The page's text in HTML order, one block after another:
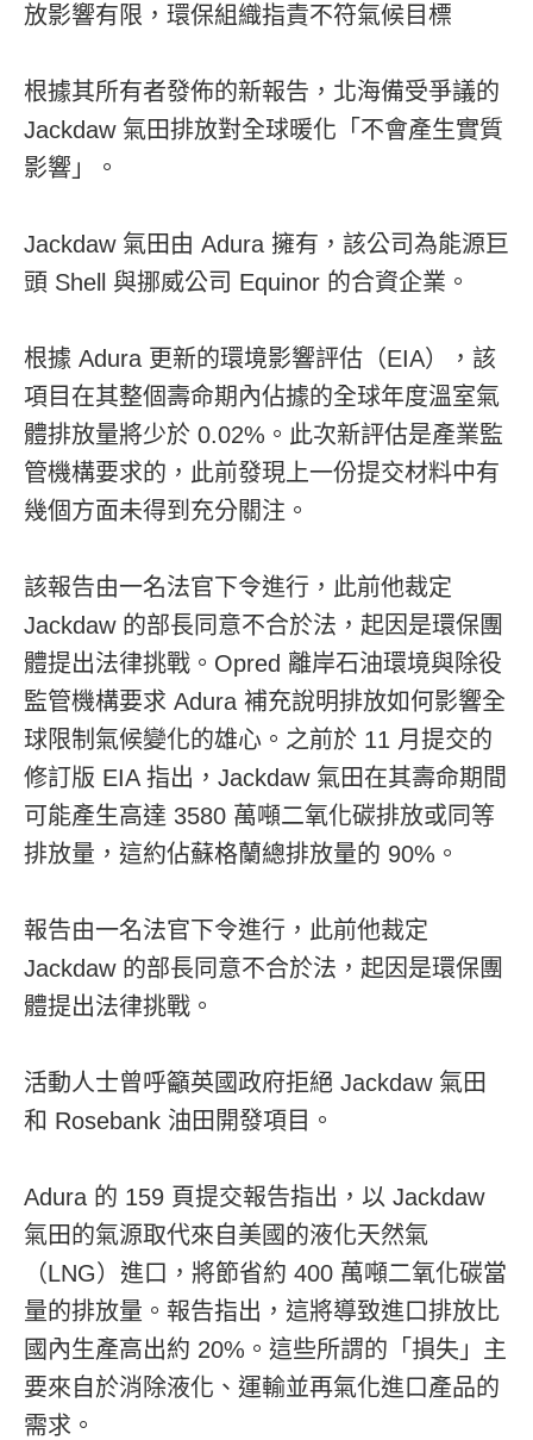
放影響有限，環保組織指責不符氣候目標
根據其所有者發佈的新報告，北海備受爭議的
Jackdaw 氣田排放對全球暖化「不會產生實質
影響」。
Jackdaw 氣田由 Adura 擁有，該公司為能源巨
頭 Shell 與挪威公司 Equinor 的合資企業。
根據 Adura 更新的環境影響評估（EIA），該
項目在其整個壽命期內佔據的全球年度溫室氣
體排放量將少於 0.02%。此次新評估是產業監
管機構要求的，此前發現上一份提交材料中有
幾個方面未得到充分關注。
該報告由一名法官下令進行，此前他裁定
Jackdaw 的部長同意不合於法，起因是環保團
體提出法律挑戰。Opred 離岸石油環境與除役
監管機構要求 Adura 補充說明排放如何影響全
球限制氣候變化的雄心。之前於 11 月提交的
修訂版 EIA 指出，Jackdaw 氣田在其壽命期間
可能產生高達 3580 萬噸二氧化碳排放或同等
排放量，這約佔蘇格蘭總排放量的 90%。
報告由一名法官下令進行，此前他裁定
Jackdaw 的部長同意不合於法，起因是環保團
體提出法律挑戰。
活動人士曾呼籲英國政府拒絕 Jackdaw 氣田
和 Rosebank 油田開發項目。
Adura 的 159 頁提交報告指出，以 Jackdaw
氣田的氣源取代來自美國的液化天然氣
（LNG）進口，將節省約 400 萬噸二氧化碳當
量的排放量。報告指出，這將導致進口排放比
國內生產高出約 20%。這些所謂的「損失」主
要來自於消除液化、運輸並再氣化進口產品的
需求。